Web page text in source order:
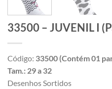
33500 – JUVENIL I
Código: 33500 (Contém 01
Tam.: 29 a 32
Desenhos Sortidos